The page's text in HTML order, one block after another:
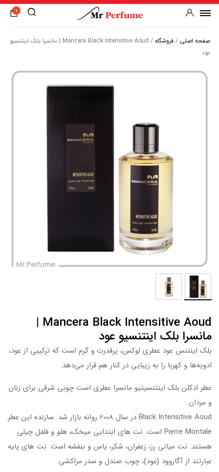
0
صفحه اصلی / فروشگاه /
Mancera Black Intensitive Aoud | مانسرا بلک اینتنسیو
عود
Mancera Black Intensitive Aoud |
مانسرا بلک اینتنسیو عود
بلک اینتنس عود عطری لوکس، پرقدرت و گرم است که ترکیبی از عود،
ادویه‌ها و کهربا را به زیبایی در کنار هم قرار می‌دهد.
عطر ادکلن بلک اینتنسیتیو مانسرا عطری است چوبی شرقی برای زنان
و مردان.
Black Intensitive Aoud در سال 2008 روانه بازار شد. سازنده این عطر
Pierre Montale است. نت های ابتدایی میخک، هلو و فلفل چیلی
هستند. نت میانی رز، زعفران، شکر، یاس و بنفشه است. نت های پایه
عبارتند از آگاروود (عود)، چوب صندل و سدر مراکشی.